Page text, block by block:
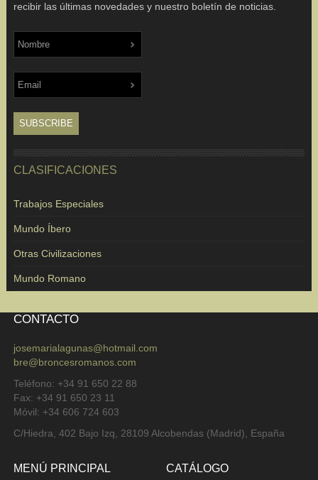
recibir las últimas novedades y nuestro boletín de noticias.
CLASIFICACIONES
Trabajos Especiales
Mundo Íbero
Otras Civilizaciones
Mundo Romano
CONTACTO
josemarialagunas@hotmail.com
bre@broncesromanos.com
Teléfono: +34 91 650 22 88
Fax: +34 91 650 23 11
Móvil: +34 606 724 603
C/Hiedra, 402 Bajo Izq, 28109 Alcobendas (Madrid), España
MENÚ PRINCIPAL CATÁLOGO